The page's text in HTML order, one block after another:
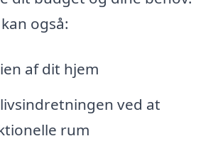
også:
af dit hjem
ved at
rum